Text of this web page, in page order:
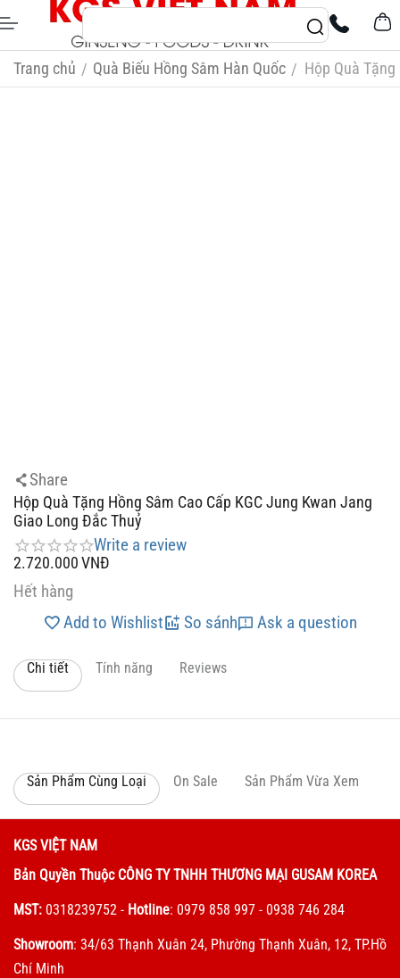
Trang chủ / Quà Biếu Hồng Sâm Hàn Quốc / Hộp Quà
Share
Hộp Quà Tặng Hồng Sâm Cao Cấp KGC Jung Kwan Jang
Giao Long Đắc Thuỷ
Write a review
2.720.000VNĐ
Hết hàng
Add to Wishlist
So sánh Ask a question
Chi tiết Tính năng Reviews
Sản Phẩm Cùng Loại On Sale Sản Phẩm Vừa Xem
KGS VIỆT NAM
Bản Quyền Thuộc CÔNG TY TNHH THƯƠNG MẠI GUSAM KOREA
MST: 0318239752 - Hotline: 0979 858 997 - 0938 746 284
Showroom: 34/63 Thạnh Xuân 24, Phường Thạnh Xuân, 12, TP.Hồ
Chí Minh